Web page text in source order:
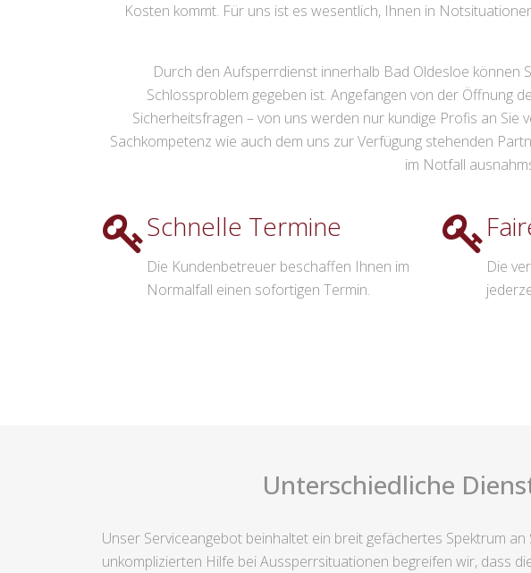
Kosten kommt. Für uns ist es wesentlich, Ihnen in
Durch den Aufsperrdienst innerhalb Bad Oldesloe können
Schlossproblem gegeben ist. Angefangen von der Öffnung
Sicherheitsfragen – von uns werden nur kundige Profis an
Sachkompetenz wie auch dem uns zur Verfügung stehenden
im Notfall
Schnelle Termine
Die Kundenbetreuer beschaffen Ihnen im
Normalfall einen sofortigen Termin.
Die
Unterschiedliche
Unser Serviceangebot beinhaltet ein breit gefächertes Spektrum
unkomplizierten Hilfe bei Aussperrsituationen begreifen wir, dass